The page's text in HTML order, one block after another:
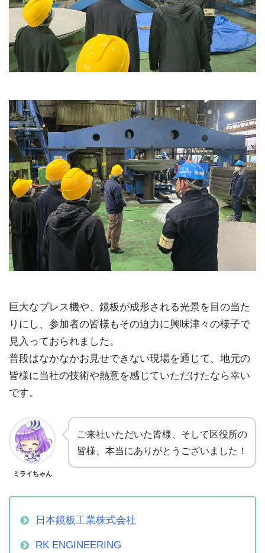
巨大なプレス機や、鏡板が成形される光景を目の当た
りにし、参加者の皆様もその迫力に興味津々の様子で
見入っておられました。
普段はなかなかお見せできない現場を通じて、地元の
皆様に当社の技術や熱意を感じていただけたなら幸い
です。
ミライちゃん
ご来社いただいた皆様、そして区役所の
皆様、本当にありがとうございました！
日本鏡板工業株式会社
RK ENGINEERING